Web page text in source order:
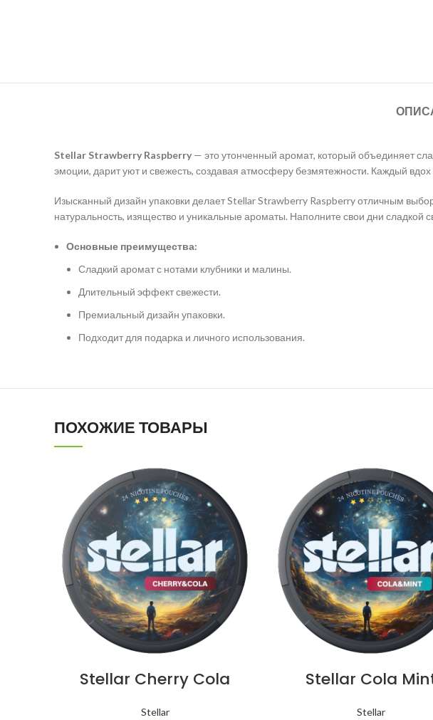
Stellar Strawberry Raspberry — это утонченный аромат, который объединяет
эмоции, дарит уют и свежесть, создавая атмосферу безмятежности. Каждый
Изысканный дизайн упаковки делает Stellar Strawberry Raspberry отличным
натуральность, изящество и уникальные ароматы. Наполните свои дни сладкой
Основные преимущества:
Сладкий аромат с нотами клубники и малины.
Длительный эффект свежести.
Премиальный дизайн упаковки.
Подходит для подарка и личного использования.
ПОХОЖИЕ ТОВАРЫ
Stellar Cherry Cola
Stellar
Stellar Cola
Stellar